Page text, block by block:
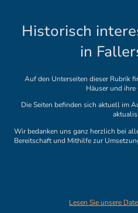
Historisch
in
Auf den Unterseiten dieser Rubrik
Häuser und ihre
Die Seiten befinden sich aktuell im
Wir bedanken uns ganz herzlich bei
Bereitschaft und Mithilfe zur
Lesen Sie unsere